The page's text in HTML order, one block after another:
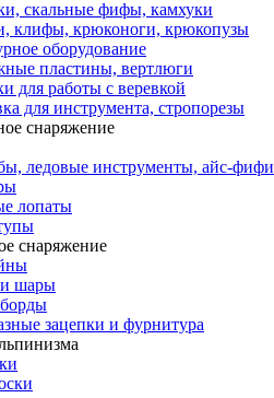
скальные фифы, камхуки
клифы, крюконоги, крюкопузы
оборудование
пластины, вертлюги
для работы с веревкой
для инструмента, стропорезы
снаряжение
ледовые инструменты, айс-фифи
лопаты
снаряжение
шары
зацепки и фурнитура